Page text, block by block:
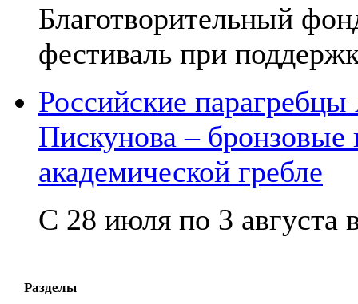
Благотворительный
фестиваль при
Российские
Пискунова –
академической гребле
С 28 июля по 3 августа
Разделы